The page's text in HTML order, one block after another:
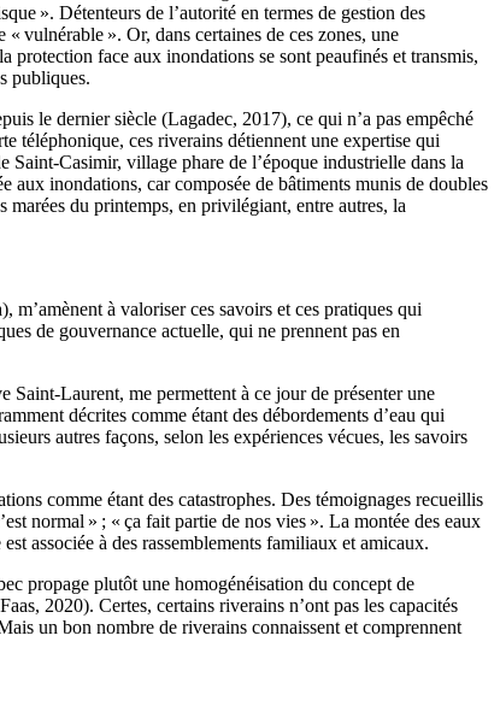
». Détenteurs de l’autorité en termes de gestion des
vulnérable ». Or, dans certaines de ces zones, une
protection face aux inondations se sont peaufinés et transmis,
publiques.
le dernier siècle (Lagadec, 2017), ce qui n’a pas empêché
téléphonique, ces riverains détiennent une expertise qui
Saint-Casimir, village phare de l’époque industrielle dans la
aux inondations, car composée de bâtiments munis de doubles
marées du printemps, en privilégiant, entre autres, la
à valoriser ces savoirs et ces pratiques qui
de gouvernance actuelle, qui ne prennent pas en
Saint-Laurent, me permettent à ce jour de présenter une
décrites comme étant des débordements d’eau qui
autres façons, selon les expériences vécues, les savoirs
comme étant des catastrophes. Des témoignages recueillis
normal » ; « ça fait partie de nos vies ». La montée des eaux
associée à des rassemblements familiaux et amicaux.
propage plutôt une homogénéisation du concept de
2020). Certes, certains riverains n’ont pas les capacités
un bon nombre de riverains connaissent et comprennent